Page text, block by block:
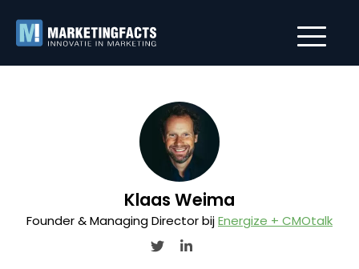
Klaas Weima
Founder & Managing Director bijEnergize + CMOtalk